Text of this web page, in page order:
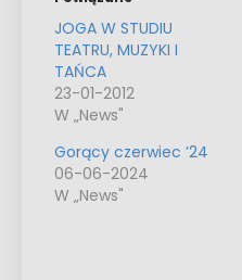
JOGA W STUDIU
TEATRU, MUZYKI I
TAŃCA
23-01-2012
W „News"
Gorący czerwiec ’24
06-06-2024
W „News"